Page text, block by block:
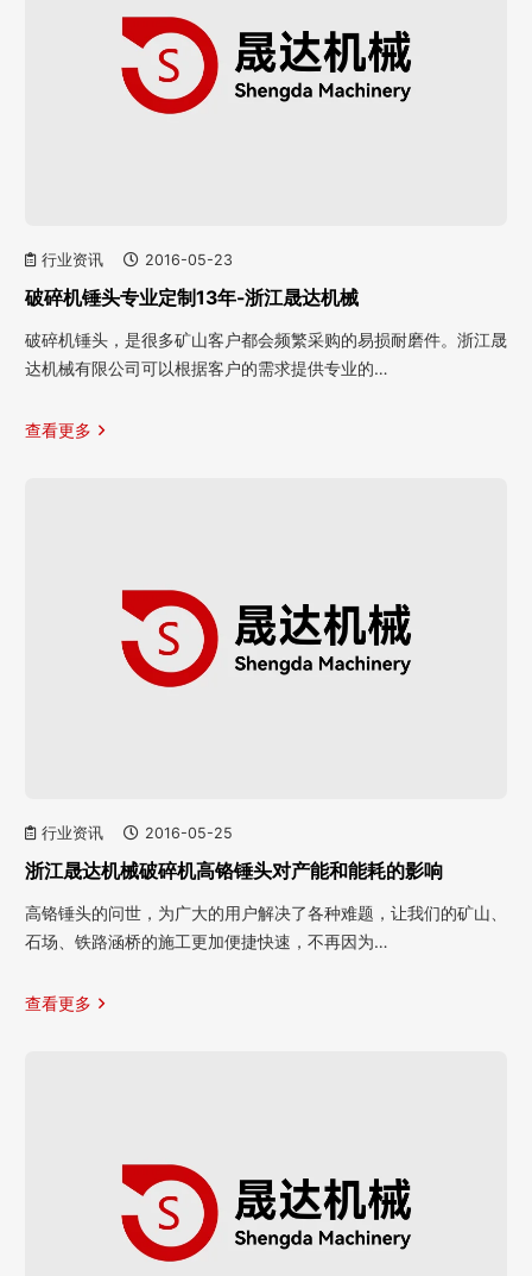
行业资讯 2016-05-23
破碎机锤头专业定制13年-浙江晟达机械
破碎机锤头，是很多矿山客户都会频繁采购的易损耐磨件。浙江晟
达机械有限公司可以根据客户的需求提供专业的…
查看更多
行业资讯 2016-05-25
浙江晟达机械破碎机高铬锤头对产能和能耗的影响
高铬锤头的问世，为广大的用户解决了各种难题，让我们的矿山、
石场、铁路涵桥的施工更加便捷快速，不再因为…
查看更多